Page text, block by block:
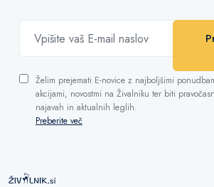
Želim prejemati E-novice z najboljšimi
akcijami, novostmi na Živalniku ter biti
najavah in aktualnih leglih.
Preberite več